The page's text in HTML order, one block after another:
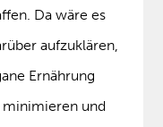
Da wäre es
aufzuklären,
Ernährung
minimieren und